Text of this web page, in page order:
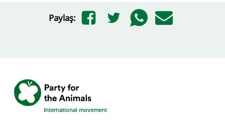
Paylaş:
International movement